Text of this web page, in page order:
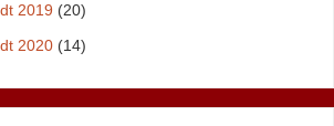
2019 (20)
2020(14)